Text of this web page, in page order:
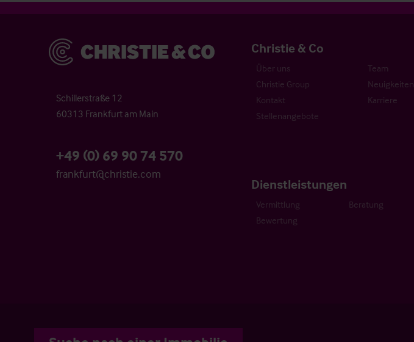
Christie & Co
Schillerstraße 12
60313 Frankfurt am Main
+49 (0) 69 90 74 570
frankfurt@christie.com
Christie & Co
Über uns
Team
Christie Group
Neuigkeiten
Kontakt
Karriere
Stellenangebote
Dienstleistungen
Vermittlung
Beratung
Bewertung